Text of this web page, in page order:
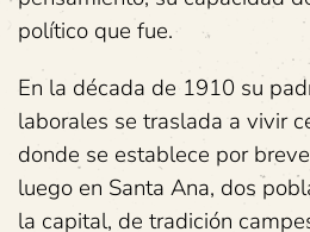
político que fue.
En la década de 1910 su
laborales se traslada a vivir
donde se establece por
luego en Santa Ana, dos
la capital, de tradición